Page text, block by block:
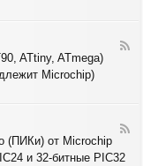
R
F
V
ATtiny, ATmega)
Microchip)
F
e
(ПИКи) от Microchip
и 32-битные PIC32